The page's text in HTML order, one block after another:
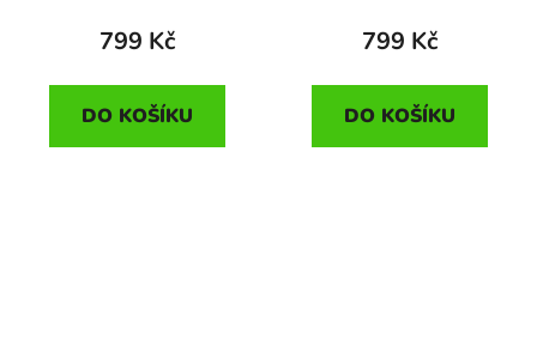
799 Kč
DO KOŠÍKU
799 Kč
DO KOŠÍKU